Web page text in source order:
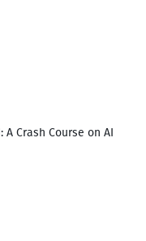
Crash Course on AI